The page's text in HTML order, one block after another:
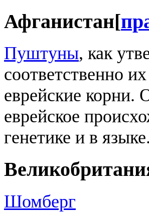
Афганистан[
Пуштуны, как
соответственно
еврейские корни.
еврейское
генетике и в языке.
Шомберг